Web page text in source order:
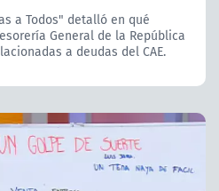
a Todos" detalló en qué
General de la República
a deudas del CAE.